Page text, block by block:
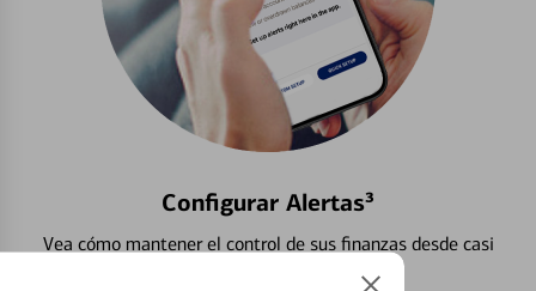
Configurar Alertas³
Vea cómo mantener el control de sus finanzas desde casi